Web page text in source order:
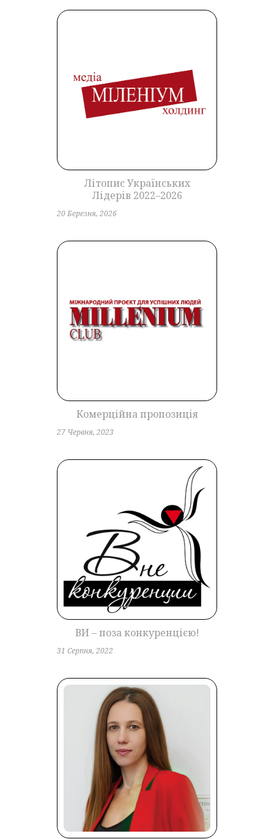
Літопис Українських
Лідерів 2022–2026
20 Березня, 2026
Комерційна пропозиція
27 Червня, 2023
ВИ – поза конкуренцією!
31 Серпня, 2022